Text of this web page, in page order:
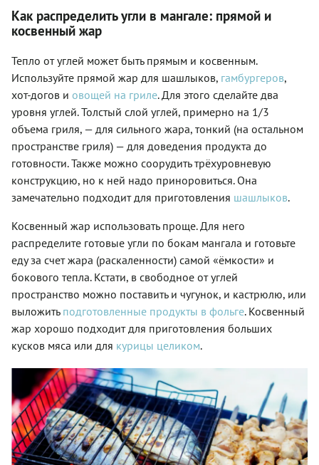
Как распределить угли в мангале: прямой и
косвенный жар
Тепло от углей может быть прямым и косвенным.
Используйте прямой жар для шашлыков, гамбургеров,
хот-догов и овощей на гриле. Для этого сделайте два
уровня углей. Толстый слой углей, примерно на 1/3
объема гриля, — для сильного жара, тонкий (на остальном
пространстве гриля) — для доведения продукта до
готовности. Также можно соорудить трёхуровневую
конструкцию, но к ней надо приноровиться. Она
замечательно подходит для приготовления шашлыков.
Косвенный жар использовать проще. Для него
распределите готовые угли по бокам мангала и готовьте
еду за счет жара (раскаленности) самой «ёмкости» и
бокового тепла. Кстати, в свободное от углей
пространство можно поставить и чугунок, и кастрюлю, или
выложить подготовленные продукты в фольге. Косвенный
жар хорошо подходит для приготовления больших
кусков мяса или для курицы целиком.